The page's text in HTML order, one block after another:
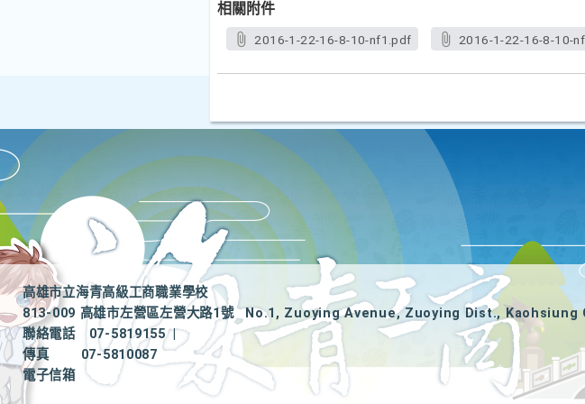
相關附件
2016-1-22-16-8-10-nf1.pdf 2016-1-22-16-8-10-
高雄市立海青高級工商職業學校
813-009 高雄市左營區左營大路1號
No.1, Zuoying Avenue, Zuoying Dist., Kaohsiung
聯絡電話
07-5819155
|
傳真
07-5810087
電子信箱